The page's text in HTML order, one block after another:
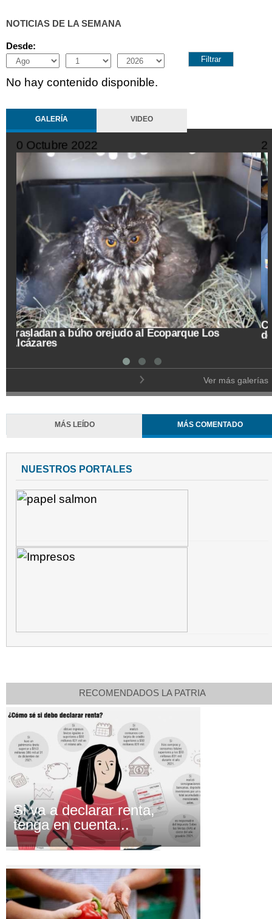
NOTICIAS DE LA SEMANA
Desde:
Month
Day Year
No hay contenido disponible.
GALERÍA VIDEO
10 Octubre 2022
Trasladan a búho orejudo al Ecoparque Los
Alcázares
Ver más galerías
MÁS LEÍDO MÁS COMENTADO
NUESTROS PORTALES
RECOMENDADOS LA PATRIA
Si va a declarar renta,
tenga en cuenta...